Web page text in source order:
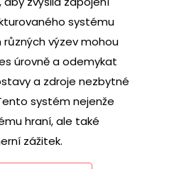
systému
výzev mohou
úrovně a odemykat
a zdroje nezbytné
systém nejenže
hraní, ale také
zážitek.